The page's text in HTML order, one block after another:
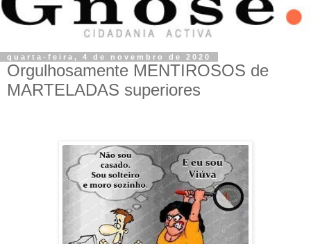
quarta-feira, 4 de novembro de 2020
Orgulhosamente MENTIROSOS de
MARTELADAS superiores